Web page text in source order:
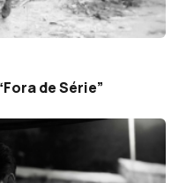
de Série”